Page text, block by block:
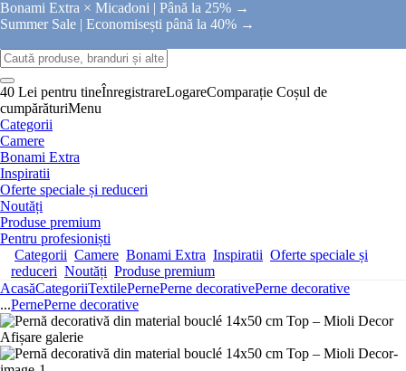
Bonami Extra × Micadoni | Până la 25% →
Summer Sale | Economisești până la 40% →
40 Lei pentru tineÎnregistrareLogareComparație Coșul de
cumpărăturiMenu
Categorii
Camere
Bonami Extra
Inspiratii
Oferte speciale și reduceri
Noutăți
Produse premium
Pentru profesioniști
Categorii Camere Bonami Extra Inspiratii Oferte speciale și
reduceri Noutăți Produse premium
AcasăCategoriiTextilePernePerne decorativePerne decorative
...PernePerne decorative
Afișare galerie